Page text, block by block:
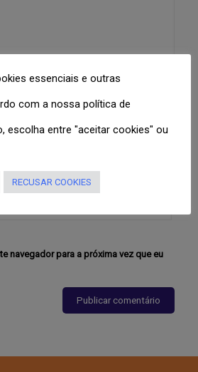
navegador para a próxima vez que eu
essenciais e outras
com a nossa política de
escolha entre "aceitar cookies" ou
RECUSAR COOKIES